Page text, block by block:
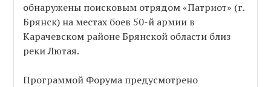
обнаружены поисковым отрядом «Патриот» (г.
Брянск) на местах боев 50-й армии в
Карачевском районе Брянской области близ
реки Лютая.
Программой Форума предусмотрено